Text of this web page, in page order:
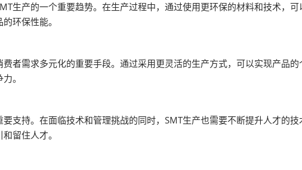
生产的一个重要趋势。在生产过程中，通过使用更环保的材料和技术，
环保性能。
者需求多元化的重要手段。通过采用更灵活的生产方式，可以实现产品
。
要支持。在面临技术和管理挑战的同时，SMT生产也需要不断提升人才的
留住人才。